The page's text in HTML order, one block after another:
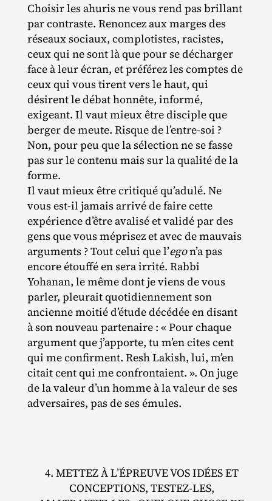
Choisir les ahuris ne vous rend pas brillant
par contraste. Renoncez aux marges des
réseaux sociaux, complotistes, racistes,
ceux qui ne sont là que pour se décharger
face à leur écran, et préférez les comptes de
ceux qui vous tirent vers le haut, qui
désirent le débat honnête, informé,
exigeant. Il vaut mieux être disciple que
berger de meute. Risque de l’entre-soi ?
Non, pour peu que la sélection ne se fasse
pas sur le contenu mais sur la qualité de la
forme.
Il vaut mieux être critiqué qu’adulé. Ne
vous est‐​il jamais arrivé de faire cette
expérience d’être avalisé et validé par des
gens que vous méprisez et avec de mauvais
arguments ? Tout celui que l’egon’a pas
encore étouffé en sera irrité. Rabbi
Yohanan, le même dont je viens de vous
parler, pleurait quotidiennement son
ancienne moitié d’étude décédée en disant
à son nouveau partenaire : « Pour chaque
argument que j’apporte, tu m’en cites cent
qui me confirment. Resh Lakish, lui, m’en
citait cent qui me confrontaient. ». On juge
de la valeur d’un homme à la valeur de ses
adversaires, pas de ses émules.
4. METTEZ À L’ÉPREUVE VOS IDÉES ET
CONCEPTIONS, TESTEZ‐​LES,